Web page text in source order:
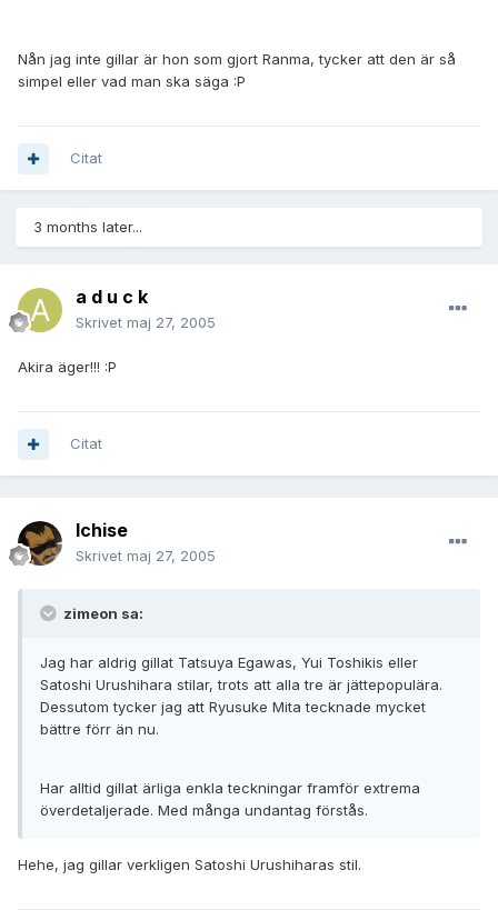
Nån jag inte gillar är hon som gjort Ranma, tycker att den är så
simpel eller vad man ska säga :P
Citat
3 months later...
a d u c k
Skrivet maj 27, 2005
Akira äger!!! :P
Citat
Ichise
Skrivet maj 27, 2005
zimeon sa:
Jag har aldrig gillat Tatsuya Egawas, Yui Toshikis eller
Satoshi Urushihara stilar, trots att alla tre är jättepopulära.
Dessutom tycker jag att Ryusuke Mita tecknade mycket
bättre förr än nu.
Har alltid gillat ärliga enkla teckningar framför extrema
överdetaljerade. Med många undantag förstås.
Hehe, jag gillar verkligen Satoshi Urushiharas stil.